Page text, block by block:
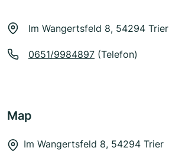
Im Wangertsfeld 8, 54294 Trier
0651/9984897 (Telefon)
Map
Im Wangertsfeld 8, 54294 Trier